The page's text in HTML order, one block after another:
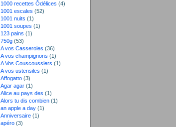
1000 recettes Ôdélices (4)
1001 escales (52)
1001 nuits (1)
1001 soupes (1)
123 pains (1)
750g (53)
A vos Casseroles (36)
A vos champignons (1)
A Vos Couscoussiers (1)
A vos ustensiles (1)
Affogatto (3)
Agar agar (1)
Alice au pays des (1)
Alors tu dis combien (1)
an apple a day (1)
Anniversaire (1)
apéro (3)